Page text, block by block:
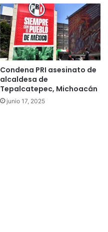
Condena PRI asesinato de
alcaldesa de
Tepalcatepec, Michoacán
junio 17, 2025